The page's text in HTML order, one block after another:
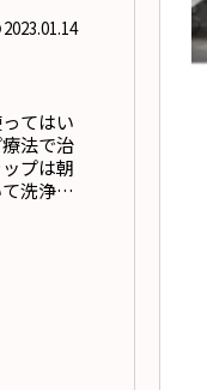
2023.01.14
てはい
法で治
プは朝
洗浄す